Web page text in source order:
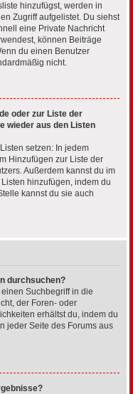
hinzufügst, werden in
Zugriff aufgelistet. Du siehst
eine Private Nachricht
können Beiträge
du einen Benutzer
nicht.
oder zur Liste der
wieder aus den Listen
setzen: In jedem
Hinzufügen zur Liste der
Außerdem kannst du im
hinzufügen, indem du
kannst du sie auch
durchsuchen?
Suchbegriff in die
der Foren- oder
erhältst du, indem du
jeder Seite des Forums aus